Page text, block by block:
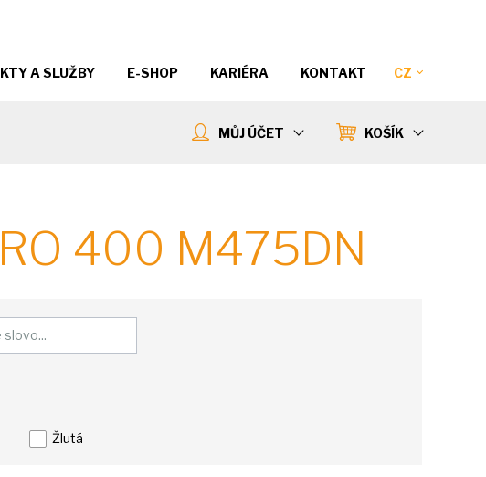
CZ
A SLUŽBY E-SHOP KARIÉRA KONTAKT
KOŠÍK
MŮJ ÚČET
400 M475DN
Žlutá